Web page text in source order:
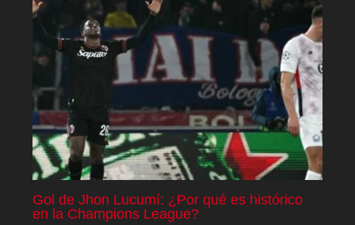
Gol de Jhon Lucumí: ¿Por qué es histórico
en la Champions League?